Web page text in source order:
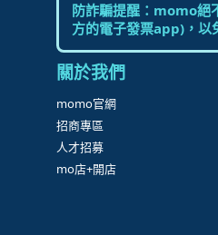
防詐騙提醒：momo絕
方的電子發票app)，以
關於我們
momo官網
招商專區
人才招募
mo店+開店